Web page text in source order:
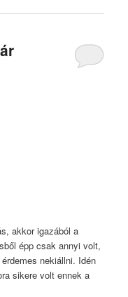
akkor igazából a
épp csak annyi volt,
nekiállni. Idén
sikere volt ennek a